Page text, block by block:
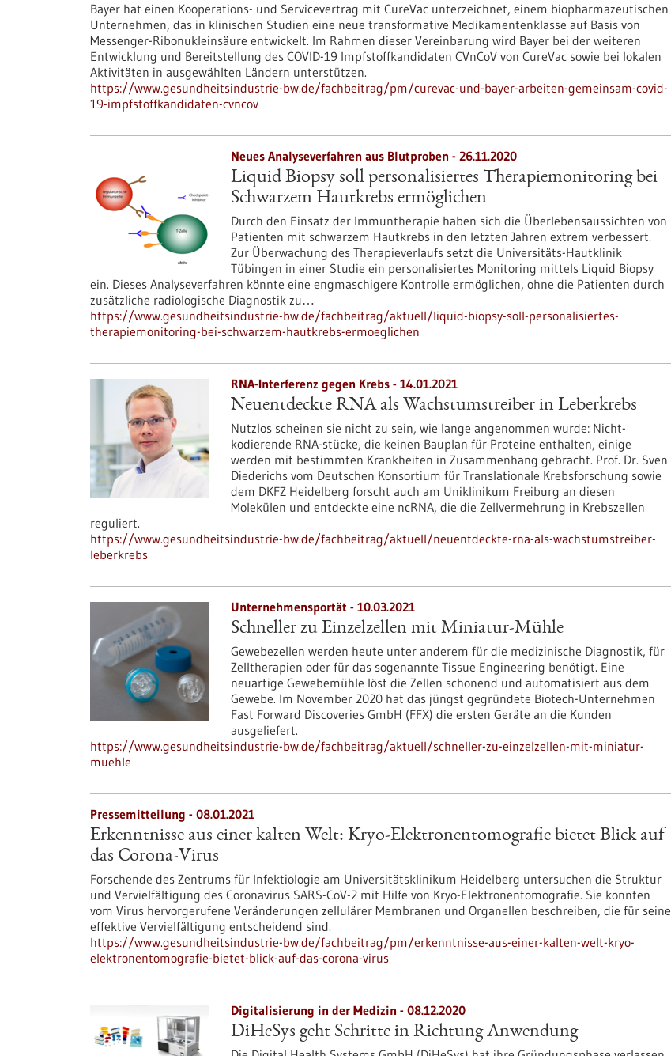
Bayer hat einen Kooperations- und Servicevertrag mit CureVac unterzeichnet, einem biopharmazeutischen
Unternehmen, das in klinischen Studien eine neue transformative Medikamentenklasse auf Basis von
Messenger-Ribonukleinsäure entwickelt. Im Rahmen dieser Vereinbarung wird Bayer bei der weiteren
Entwicklung und Bereitstellung des COVID-19 Impfstoffkandidaten CVnCoV von CureVac sowie bei lokalen
Aktivitäten in ausgewählten Ländern unterstützen.
https://www.gesundheitsindustrie-bw.de/fachbeitrag/pm/curevac-und-bayer-arbeiten-gemeinsam-covid-
19-impfstoffkandidaten-cvncov
Neues Analyseverfahren aus Blutproben - 26.11.2020
Liquid Biopsy soll personalisiertes Therapiemonitoring bei
Schwarzem Hautkrebs ermöglichen
Durch den Einsatz der Immuntherapie haben sich die Überlebensaussichten von
Patienten mit schwarzem Hautkrebs in den letzten Jahren extrem verbessert.
Zur Überwachung des Therapieverlaufs setzt die Universitäts-Hautklinik
Tübingen in einer Studie ein personalisiertes Monitoring mittels Liquid Biopsy
ein. Dieses Analyseverfahren könnte eine engmaschigere Kontrolle ermöglichen, ohne die Patienten durch
zusätzliche radiologische Diagnostik zu…
https://www.gesundheitsindustrie-bw.de/fachbeitrag/aktuell/liquid-biopsy-soll-personalisiertes-
therapiemonitoring-bei-schwarzem-hautkrebs-ermoeglichen
RNA-Interferenz gegen Krebs - 14.01.2021
Neuentdeckte RNA als Wachstumstreiber in Leberkrebs
Nutzlos scheinen sie nicht zu sein, wie lange angenommen wurde: Nicht-
kodierende RNA-stücke, die keinen Bauplan für Proteine enthalten, einige
werden mit bestimmten Krankheiten in Zusammenhang gebracht. Prof. Dr. Sven
Diederichs vom Deutschen Konsortium für Translationale Krebsforschung sowie
dem DKFZ Heidelberg forscht auch am Uniklinikum Freiburg an diesen
Molekülen und entdeckte eine ncRNA, die die Zellvermehrung in Krebszellen
reguliert.
https://www.gesundheitsindustrie-bw.de/fachbeitrag/aktuell/neuentdeckte-rna-als-wachstumstreiber-
leberkrebs
Unternehmensportät - 10.03.2021
Schneller zu Einzelzellen mit Miniatur-Mühle
Gewebezellen werden heute unter anderem für die medizinische Diagnostik, für
Zelltherapien oder für das sogenannte Tissue Engineering benötigt. Eine
neuartige Gewebemühle löst die Zellen schonend und automatisiert aus dem
Gewebe. Im November 2020 hat das jüngst gegründete Biotech-Unternehmen
Fast Forward Discoveries GmbH (FFX) die ersten Geräte an die Kunden
ausgeliefert.
https://www.gesundheitsindustrie-bw.de/fachbeitrag/aktuell/schneller-zu-einzelzellen-mit-miniatur-
muehle
Pressemitteilung - 08.01.2021
Erkenntnisse aus einer kalten Welt: Kryo-Elektronentomografie bietet Blick auf
das Corona-Virus
Forschende des Zentrums für Infektiologie am Universitätsklinikum Heidelberg untersuchen die Struktur
und Vervielfältigung des Coronavirus SARS-CoV-2 mit Hilfe von Kryo-Elektronentomografie. Sie konnten
vom Virus hervorgerufene Veränderungen zellulärer Membranen und Organellen beschreiben, die für seine
effektive Vervielfältigung entscheidend sind.
https://www.gesundheitsindustrie-bw.de/fachbeitrag/pm/erkenntnisse-aus-einer-kalten-welt-kryo-
elektronentomografie-bietet-blick-auf-das-corona-virus
Digitalisierung in der Medizin - 08.12.2020
DiHeSys geht Schritte in Richtung Anwendung